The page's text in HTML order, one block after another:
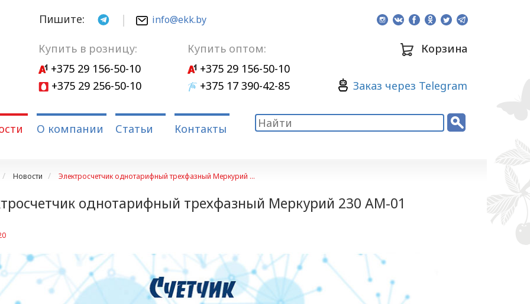
Пишите: info@ekk.by
Купить в розницу:
+375 29 156-50-10
+375 29 256-50-10
Купить оптом:
+375 29 156-50-10
+375 17 390-42-85
Корзина
Зaкaз через Telegram
О компании Статьи Контакты
Новости Электросчетчик однотарифный трехфазный Меркурий ...
однотарифный трехфазный Меркурий 230 AM-01